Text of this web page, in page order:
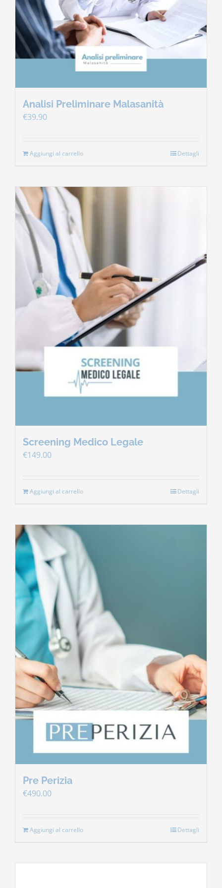
Contatti
Carrello
Analisi Preliminare Malasanità
€39.90
Aggiungi al carrello Dettagli
Screening Medico Legale
€149.00
Aggiungi al carrello Dettagli
Pre Perizia
€490.00
Aggiungi al carrello Dettagli